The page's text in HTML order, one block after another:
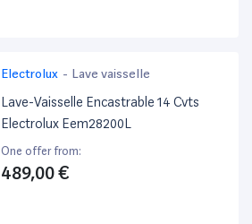
Electrolux - Lave vaisselle
Lave-Vaisselle Encastrable 14 Cvts
Electrolux Eem28200L
One offer from:
489,00 €